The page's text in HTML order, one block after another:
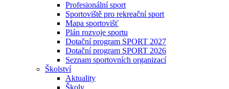
Profesionální sport
Sportoviště pro rekreační sport
Mapa sportovišť
Plán rozvoje sportu
Dotační program SPORT 2027
Dotační program SPORT 2026
Seznam sportovních organizací
Školství
Aktuality